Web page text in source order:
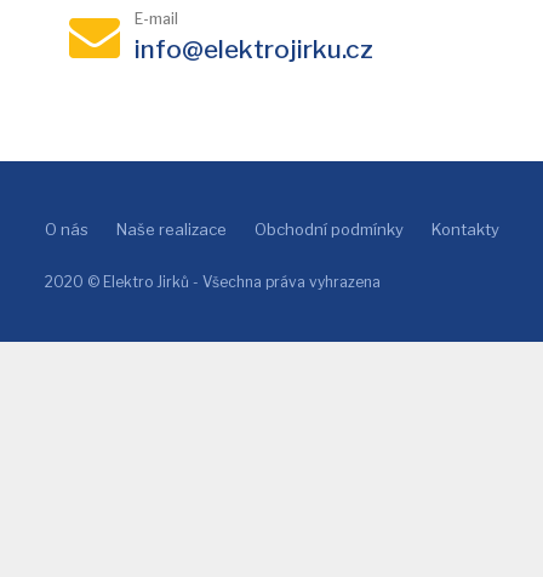
E-mail
info@elektrojirku.cz
O nás Naše realizace Obchodní podmínky Kontakty
2020 © Elektro Jirků - Všechna práva vyhrazena